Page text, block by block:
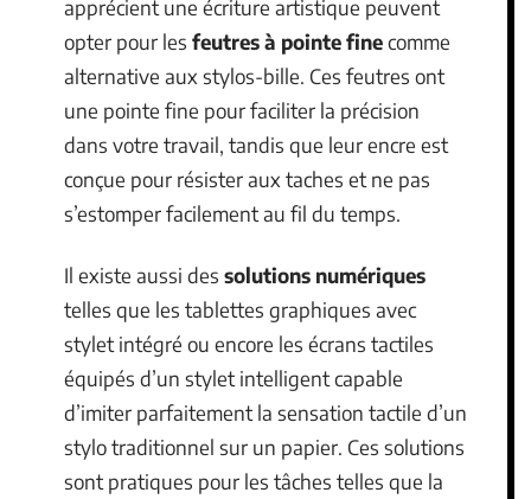
apprécient une écriture artistique peuvent
opter pour les feutres à pointe finecomme
alternative aux stylos-bille. Ces feutres ont
une pointe fine pour faciliter la précision
dans votre travail, tandis que leur encre est
conçue pour résister aux taches et ne pas
s’estomper facilement au fil du temps.
Il existe aussi des solutions numériques
telles que les tablettes graphiques avec
stylet intégré ou encore les écrans tactiles
équipés d’un stylet intelligent capable
d’imiter parfaitement la sensation tactile d’un
stylo traditionnel sur un papier. Ces solutions
sont pratiques pour les tâches telles que la